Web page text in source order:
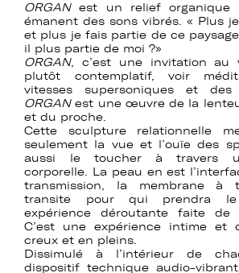
ORGANest un relief organique
émanent des sons vibrés. « Plus
et plus je fais partie de ce
il plus partie de moi ?»
ORGAN, c’est une invitation au
plutôt contemplatif, voir
vitesses supersoniques et
ORGANest une œuvre de la
et du proche.
Cette sculpture relationnelle
seulement la vue et l’ouïe des
aussi le toucher à travers
corporelle. La peau en est
transmission, la membrane à
transite pour qui prendra
expérience déroutante faite de
C’est une expérience intime et
creux et en pleins.
Dissimulé à l’intérieur de
dispositif technique audio-